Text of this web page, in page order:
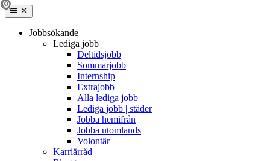
Jobbsökande
Lediga jobb
Deltidsjobb
Sommarjobb
Internship
Extrajobb
Alla lediga jobb
Lediga jobb | städer
Jobba hemifrån
Jobba utomlands
Volontär
Karriärråd